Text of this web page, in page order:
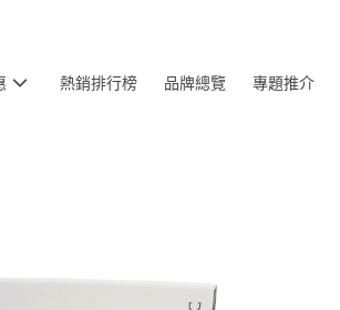
熱銷排行榜 品牌總覽 專題推介